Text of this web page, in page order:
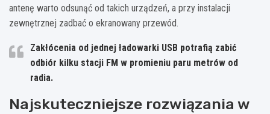
antenę warto odsunąć od takich urządzeń, a przy instalacji
zewnętrznej zadbać o ekranowany przewód.
Zakłócenia od jednej ładowarki USB potrafią zabić
odbiór kilku stacji FM w promieniu paru metrów od
radia.
Najskuteczniejsze rozwiązania w